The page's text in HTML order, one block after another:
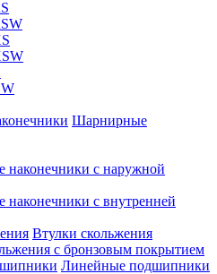
Шарнирные
с наружной
с внутренней
Втулки скольжения
с бронзовым покрытием
Линейные подшипники